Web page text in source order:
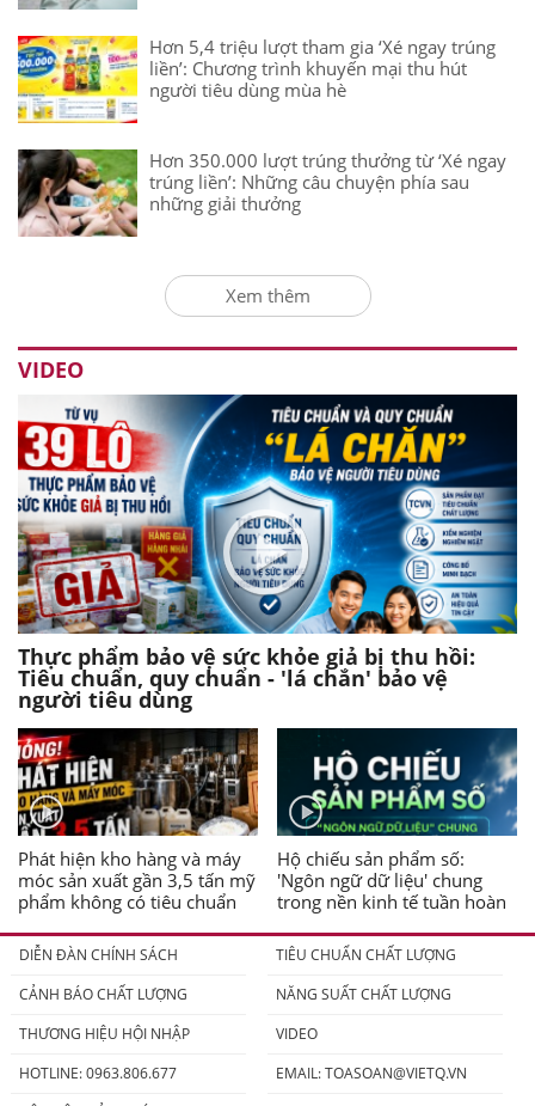
Hơn 5,4 triệu lượt tham gia ‘Xé ngay trúng
liền’: Chương trình khuyến mại thu hút
người tiêu dùng mùa hè
Hơn 350.000 lượt trúng thưởng từ ‘Xé ngay
trúng liền’: Những câu chuyện phía sau
những giải thưởng
Xem thêm
VIDEO
Thực phẩm bảo vệ sức khỏe giả bị thu hồi:
Tiêu chuẩn, quy chuẩn - 'lá chắn' bảo vệ
người tiêu dùng
Phát hiện kho hàng và máy
móc sản xuất gần 3,5 tấn mỹ
phẩm không có tiêu chuẩn
Hộ chiếu sản phẩm số:
'Ngôn ngữ dữ liệu' chung
trong nền kinh tế tuần hoàn
DIỄN ĐÀN CHÍNH SÁCH
TIÊU CHUẨN CHẤT LƯỢNG
CẢNH BÁO CHẤT LƯỢNG
NĂNG SUẤT CHẤT LƯỢNG
THƯƠNG HIỆU HỘI NHẬP
VIDEO
HOTLINE: 0963.806.677
EMAIL:TOASOAN@VIETQ.VN